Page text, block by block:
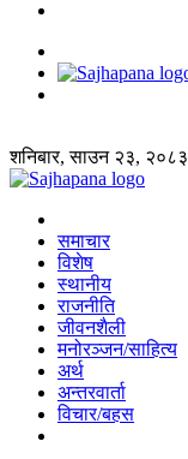
शनिबार, साउन २३, २०८३
समाचार
विशेष
स्थानीय
राजनीति
जीवनशैली
मनोरञ्जन/साहित्य
अर्थ
अन्तरवार्ता
विचार/बहस